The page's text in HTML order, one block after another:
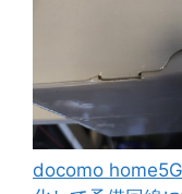
docomo